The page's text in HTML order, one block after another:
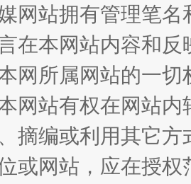
网站拥有管理笔
在本网站内容和
网所属网站的一
网站有权在网站
摘编或利用其它
或网站，应在授